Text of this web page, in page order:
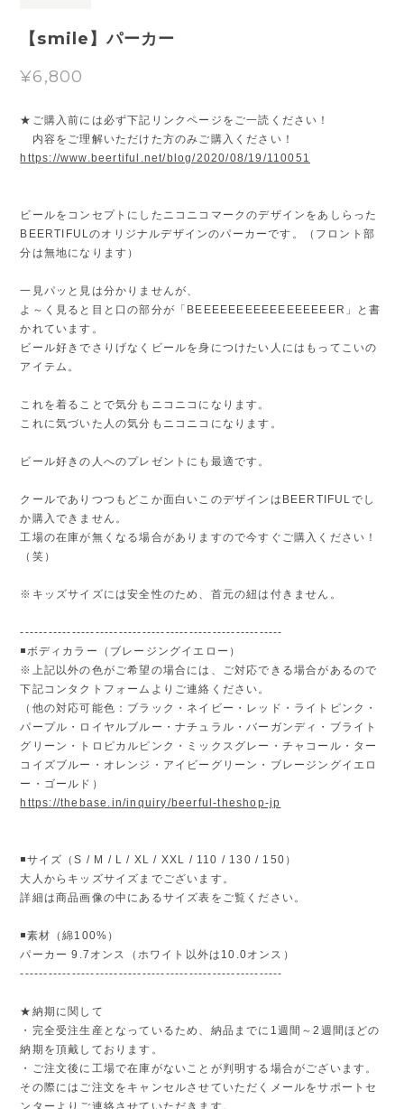
【smile】パーカー
¥6,800
★ご購入前には必ず下記リンクページをご一読ください！
内容をご理解いただけた方のみご購入ください！
https://www.beertiful.net/blog/2020/08/19/110051
ビールをコンセプトにしたニコニコマークのデザインをあしらった
BEERTIFULのオリジナルデザインのパーカーです。（フロント部
分は無地になります）
一見パッと見は分かりませんが、
よ～く見ると目と口の部分が「BEEEEEEEEEEEEEEEEER」と書
かれています。
ビール好きでさりげなくビールを身につけたい人にはもってこいの
アイテム。
これを着ることで気分もニコニコになります。
これに気づいた人の気分もニコニコになります。
ビール好きの人へのプレゼントにも最適です。
クールでありつつもどこか面白いこのデザインはBEERTIFULでし
か購入できません。
工場の在庫が無くなる場合がありますので今すぐご購入ください！
（笑）
※キッズサイズには安全性のため、首元の紐は付きません。
--------------------------------------------------------
◾️ボディカラー（ブレージングイエロー）
※上記以外の色がご希望の場合には、ご対応できる場合があるので
下記コンタクトフォームよりご連絡ください。
（他の対応可能色：ブラック・ネイビー・レッド・ライトピンク・
パープル・ロイヤルブルー・ナチュラル・バーガンディ・ブライト
グリーン・トロピカルピンク・ミックスグレー・チャコール・ター
コイズブルー・オレンジ・アイビーグリーン・ブレージングイエロ
ー・ゴールド）
https://thebase.in/inquiry/beerful-theshop-jp
◾️サイズ（S / M / L / XL / XXL / 110 / 130 / 150）
大人からキッズサイズまでございます。
詳細は商品画像の中にあるサイズ表をご覧ください。
◾️素材（綿100%）
パーカー 9.7オンス（ホワイト以外は10.0オンス）
--------------------------------------------------------
★納期に関して
・完全受注生産となっているため、納品までに1週間～2週間ほどの
納期を頂戴しております。
・ご注文後に工場で在庫がないことが判明する場合がございます。
その際にはご注文をキャンセルさせていただくメールをサポートセ